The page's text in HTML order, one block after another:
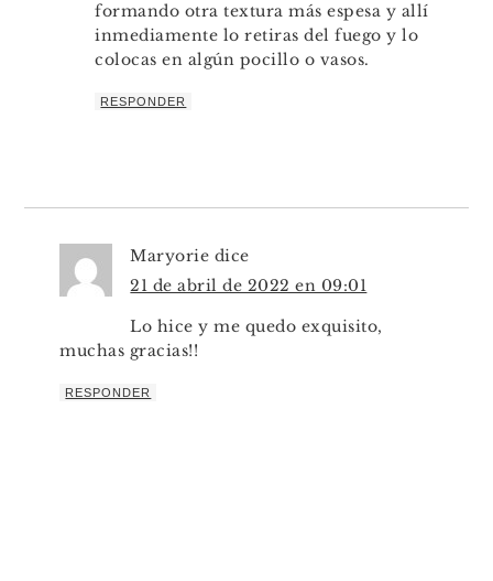
formando otra textura más espesa y allí
inmediamente lo retiras del fuego y lo
colocas en algún pocillo o vasos.
RESPONDER
Maryorie dice
21 de abril de 2022 en 09:01
Lo hice y me quedo exquisito,
muchas gracias!!
RESPONDER